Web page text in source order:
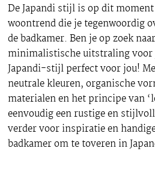
De Japandi stijl is op dit
woontrend die je tegenwoordig
de badkamer. Ben je op zoek
minimalistische uitstraling voor
Japandi-stijl perfect voor jou!
neutrale kleuren, organische
materialen en het principe van
eenvoudig een rustige en
verder voor inspiratie en
badkamer om te toveren in